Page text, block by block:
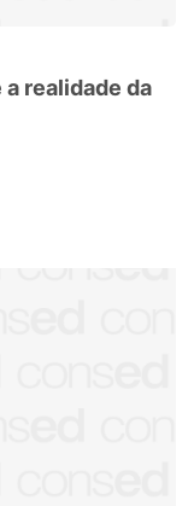
realidade da